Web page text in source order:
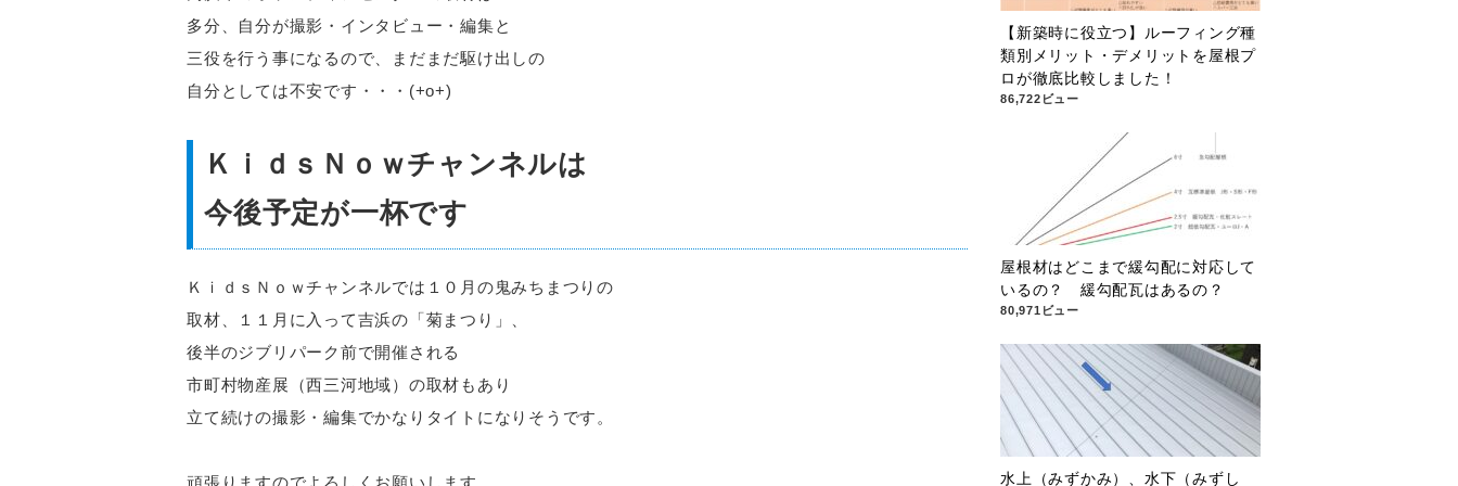
多分、自分が撮影・インタビュー・編集と
三役を行う事になるので、まだまだ駆け出しの
自分としては不安です・・・(+o+)
ＫｉｄｓＮｏｗチャンネルは
今後予定が一杯です
ＫｉｄｓＮｏｗチャンネルでは１０月の鬼みちまつりの
取材、１１月に入って吉浜の「菊まつり」、
後半のジブリパーク前で開催される
市町村物産展（西三河地域）の取材もあり
立て続けの撮影・編集でかなりタイトになりそうです。
頑張りますのでよろしくお願いします。
【新築時に役立つ】ルーフィング種
類別メリット・デメリットを屋根プ
ロが徹底比較しました！
86,722ビュー
屋根材はどこまで緩勾配に対応して
いるの？ 緩勾配瓦はあるの？
80,971ビュー
水上（みずかみ）、水下（みずし